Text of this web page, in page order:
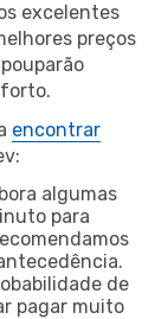
excelentes
preços
encontrar
algumas
para
de
pagar muito